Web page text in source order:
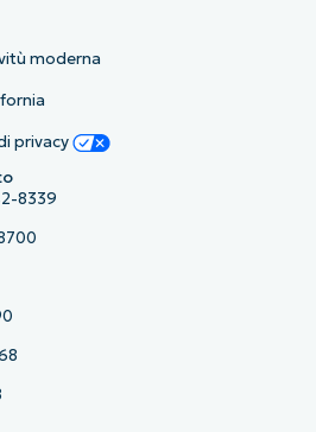
moderna
privacy
8339